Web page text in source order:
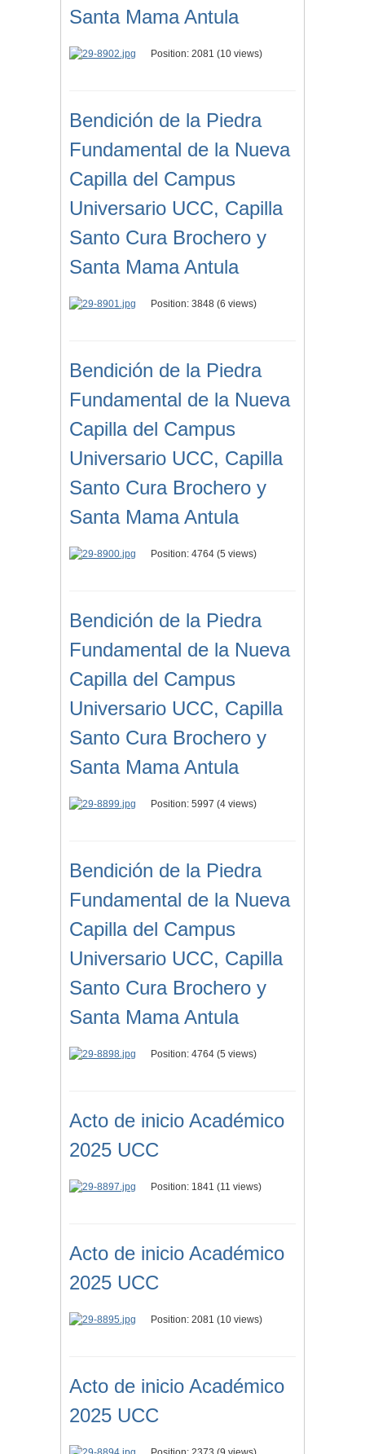
Santa Mama Antula
Position: 2081 (10 views)
Bendición de la Piedra
Fundamental de la Nueva
Capilla del Campus
Universario UCC, Capilla
Santo Cura Brochero y
Santa Mama Antula
Position: 3848 (6 views)
Bendición de la Piedra
Fundamental de la Nueva
Capilla del Campus
Universario UCC, Capilla
Santo Cura Brochero y
Santa Mama Antula
Position: 4764 (5 views)
Bendición de la Piedra
Fundamental de la Nueva
Capilla del Campus
Universario UCC, Capilla
Santo Cura Brochero y
Santa Mama Antula
Position: 5997 (4 views)
Bendición de la Piedra
Fundamental de la Nueva
Capilla del Campus
Universario UCC, Capilla
Santo Cura Brochero y
Santa Mama Antula
Position: 4764 (5 views)
Acto de inicio Académico
2025 UCC
Position: 1841 (11 views)
Acto de inicio Académico
2025 UCC
Position: 2081 (10 views)
Acto de inicio Académico
2025 UCC